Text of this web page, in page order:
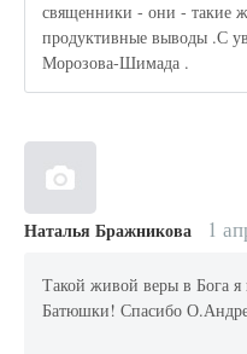
священники - они - такие
продуктивные выводы .С
Морозова-Шимада .
Наталья Бражникова 1
Такой живой веры в Бога я
Батюшки! Спасибо